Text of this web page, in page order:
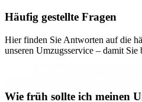
Häufig gestellte Fragen
Hier finden Sie Antworten auf die
unseren Umzugsservice – damit Sie
Wie früh sollte ich meinen